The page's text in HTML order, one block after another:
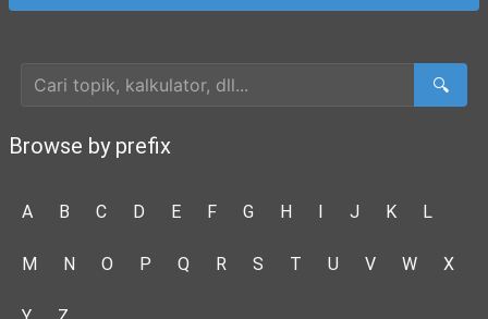
🔍
Browse by prefix
A B C D E F G H I J K L
M N O P Q R S T U V W X